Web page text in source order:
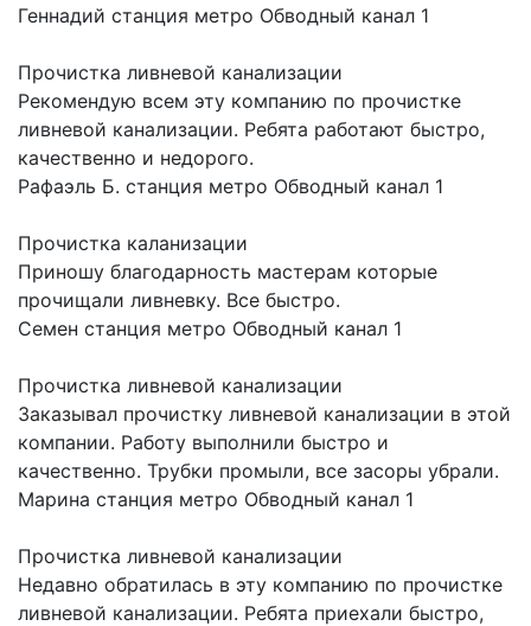
Геннадий станция метро Обводный канал 1
Прочистка ливневой канализации
Рекомендую всем эту компанию по прочистке
ливневой канализации. Ребята работают быстро,
качественно и недорого.
Рафаэль Б. станция метро Обводный канал 1
Прочистка каланизации
Приношу благодарность мастерам которые
прочищали ливневку. Все быстро.
Семен станция метро Обводный канал 1
Прочистка ливневой канализации
Заказывал прочистку ливневой канализации в этой
компании. Работу выполнили быстро и
качественно. Трубки промыли, все засоры убрали.
Марина станция метро Обводный канал 1
Прочистка ливневой канализации
Недавно обратилась в эту компанию по прочистке
ливневой канализации. Ребята приехали быстро,